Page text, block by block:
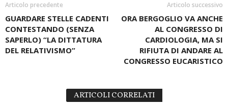
Articolo precedente
GUARDARE STELLE CADENTI
CONTESTANDO (SENZA
SAPERLO) “LA DITTATURA
DEL RELATIVISMO”
Articolo successivo
ORA BERGOGLIO VA ANCHE
AL CONGRESSO DI
CARDIOLOGIA, MA SI
RIFIUTA DI ANDARE AL
CONGRESSO EUCARISTICO
ARTICOLI CORRELATI